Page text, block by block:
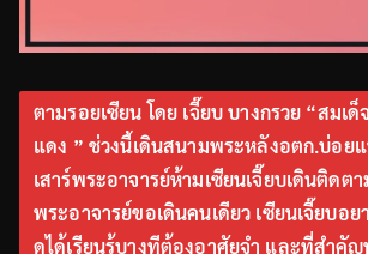
ตามรอยเซียน โดย เจี๊ยบ บางกรวย “สมเ
แดง ” ช่วงนี้เดินสนามพระหลังอตก.บ่อย
เสาร์พระอาจารย์ห้ามเซียนเจี๊ยบเดินติดต
พระอาจารย์ขอเดินคนเดียว เซียนเจี๊ยบอย
ดูได้เรียนรู้บางทีต้องอาศัยจำ และที่สำคั